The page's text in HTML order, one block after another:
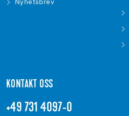
Nyhetsbrev
KONTAKT OSS
+49 731 4097-0